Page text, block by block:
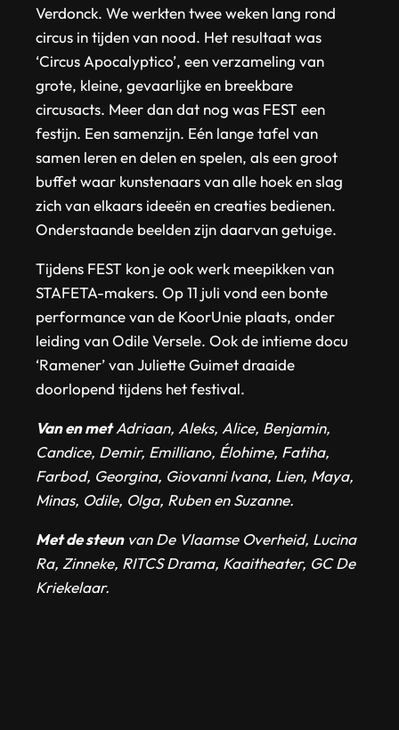
Verdonck. We werkten twee weken lang rond
circus in tijden van nood. Het resultaat was
‘Circus Apocalyptico’, een verzameling van
grote, kleine, gevaarlijke en breekbare
circusacts. Meer dan dat nog was FEST een
festijn. Een samenzijn. Eén lange tafel van
samen leren en delen en spelen, als een groot
buffet waar kunstenaars van alle hoek en slag
zich van elkaars ideeën en creaties bedienen.
Onderstaande beelden zijn daarvan getuige.
Tijdens FEST kon je ook werk meepikken van
STAFETA-makers. Op 11 juli vond een bonte
performance van de KoorUnie plaats, onder
leiding van Odile Versele. Ook de intieme docu
‘Ramener’ van Juliette Guimet draaide
doorlopend tijdens het festival.
Van en metAdriaan, Aleks, Alice, Benjamin,
Candice, Demir, Emilliano, Élohime, Fatiha,
Farbod, Georgina, Giovanni Ivana, Lien, Maya,
Minas, Odile, Olga, Ruben en Suzanne.
Met de steunvan De Vlaamse Overheid, Lucina
Ra, Zinneke, RITCS Drama, Kaaitheater, GC De
Kriekelaar.